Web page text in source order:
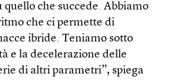
quello che succede. Abbiamo
che ci permette di
ibride. Teniamo sotto
e la decelerazione delle
di altri parametri”, spiega